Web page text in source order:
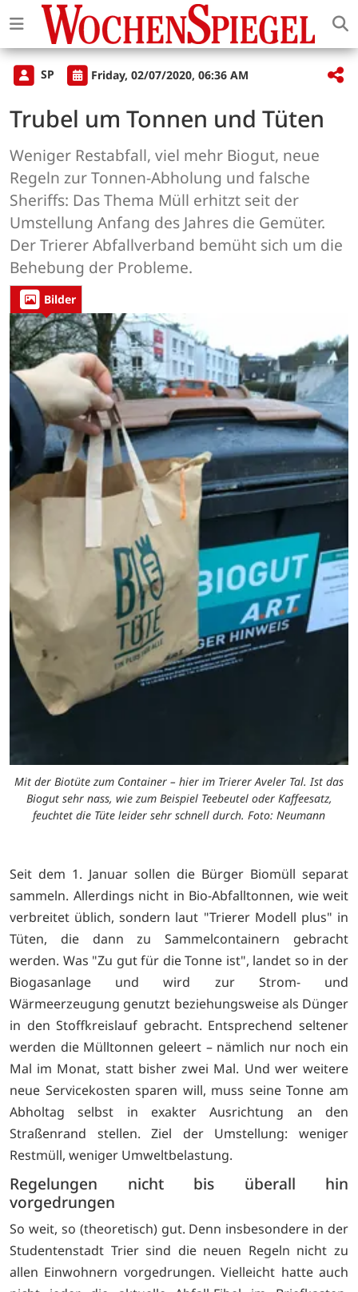
SP Friday, 02/07/2020, 06:36 AM
Trubel um Tonnen und Tüten
Weniger Restabfall, viel mehr Biogut, neue
Regeln zur Tonnen-Abholung und falsche
Sheriffs: Das Thema Müll erhitzt seit der
Umstellung Anfang des Jahres die Gemüter.
Der Trierer Abfallverband bemüht sich um die
Behebung der Probleme.
Bilder
Mit der Biotüte zum Container – hier im Trierer Aveler Tal. Ist das
Biogut sehr nass, wie zum Beispiel Teebeutel oder Kaffeesatz,
feuchtet die Tüte leider sehr schnell durch. Foto: Neumann
Seit dem 1. Januar sollen die Bürger Biomüll separat
sammeln. Allerdings nicht in Bio-Abfalltonnen, wie weit
verbreitet üblich, sondern laut "Trierer Modell plus" in
Tüten, die dann zu Sammelcontainern gebracht
werden. Was "Zu gut für die Tonne ist", landet so in der
Biogasanlage und wird zur Strom- und
Wärmeerzeugung genutzt beziehungsweise als Dünger
in den Stoffkreislauf gebracht. Entsprechend seltener
werden die Mülltonnen geleert – nämlich nur noch ein
Mal im Monat, statt bisher zwei Mal. Und wer weitere
neue Servicekosten sparen will, muss seine Tonne am
Abholtag selbst in exakter Ausrichtung an den
Straßenrand stellen. Ziel der Umstellung: weniger
Restmüll, weniger Umweltbelastung.
Regelungen nicht bis überall hin
vorgedrungen
So weit, so (theoretisch) gut. Denn insbesondere in der
Studentenstadt Trier sind die neuen Regeln nicht zu
allen Einwohnern vorgedrungen. Vielleicht hatte auch